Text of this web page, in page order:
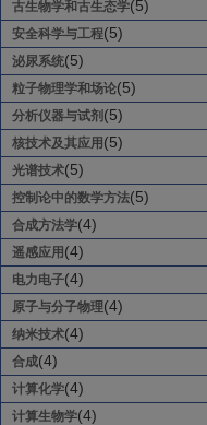
古生物学和古生态学(5)
安全科学与工程(5)
泌尿系统(5)
粒子物理学和场论(5)
分析仪器与试剂 (5)
核技术及其应用 (5)
光谱技术(5)
控制论中的数学方法(5)
合成方法学(4)
遥感应用 (4)
电力电子(4)
原子与分子物理(4)
纳米技术(4)
合成(4)
计算化学(4)
计算生物学(4)